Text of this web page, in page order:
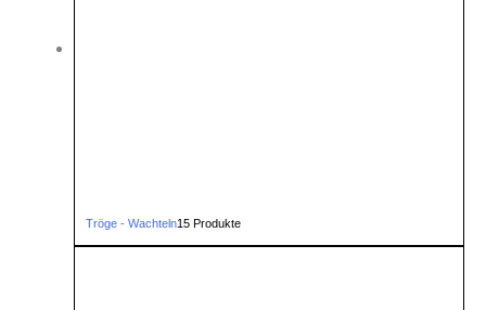
Tröge - Wachteln15 Produkte